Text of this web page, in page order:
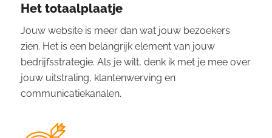
Het totaalplaatje
Jouw website is meer dan wat jouw bezoekers
zien. Het is een belangrijk element van jouw
bedrijfsstrategie. Als je wilt, denk ik met je mee over
jouw uitstraling, klantenwerving en
communicatiekanalen.